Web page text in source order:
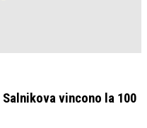
vincono la 100